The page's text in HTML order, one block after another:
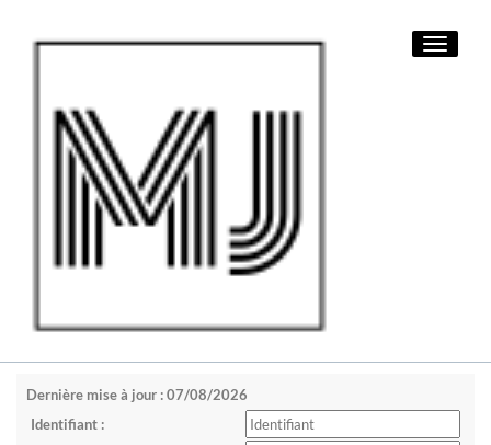
Toggle
Dernière mise à jour : 07/08/2026
Identifiant :